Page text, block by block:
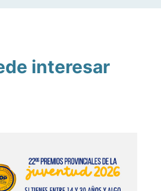
interesar